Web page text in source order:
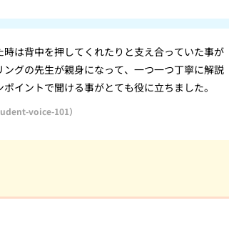
は背中を押してくれたりと支え合っていた事が
グの先生が親身になって、一つ一つ丁寧に解説
イントで聞ける事がとても役に立ちました。
voice-101）